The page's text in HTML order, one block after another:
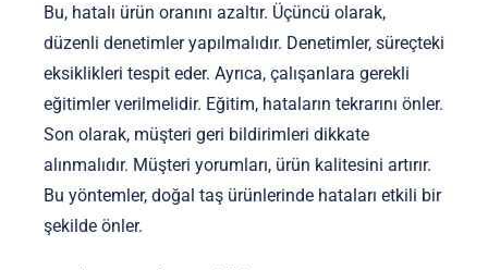
Bu, hatalı ürün oranını azaltır. Üçüncü olarak,
düzenli denetimler yapılmalıdır. Denetimler, süreçteki
eksiklikleri tespit eder. Ayrıca, çalışanlara gerekli
eğitimler verilmelidir. Eğitim, hataların tekrarını önler.
Son olarak, müşteri geri bildirimleri dikkate
alınmalıdır. Müşteri yorumları, ürün kalitesini artırır.
Bu yöntemler, doğal taş ürünlerinde hataları etkili bir
şekilde önler.